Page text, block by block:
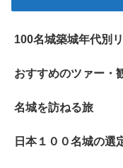
100名城築城年代別
おすすめのツァー・
名城を訪ねる旅
日本１００名城の選